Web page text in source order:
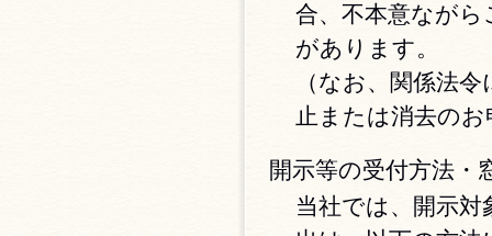
合、不本意なが
があります。
（なお、関係法
止または消去の
開示等の受付方法・
当社では、開示